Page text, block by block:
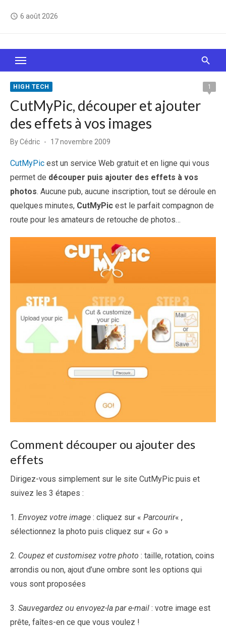
access_time 6 août 2026
Le Web, c'est comme une boîte de chocolats… On
sait jamais sur quoi on va tomber !
HIGH TECH 1
CutMyPic, découper et ajouter
des effets à vos images
ByCédric
Posted
17 novembre 2009
CutMyPic est un service Web gratuit et en ligne qui vous
permet de découper puis ajouter des effets à vos
photos. Aucune pub, aucune inscription, tout se déroule en
quelques minutes, CutMyPic est le parfait compagnon de
route pour les amateurs de retouche de photos…
Comment découper ou ajouter des
effets
Dirigez-vous simplement sur le site CutMyPic puis et
suivez les 3 étapes :
1. Envoyez votre image : cliquez sur « Parcourir« ,
sélectionnez la photo puis cliquez sur « Go »
2. Coupez et customisez votre photo : taille, rotation, coins
arrondis ou non, ajout d’une ombre sont les options qui
vous sont proposées
3. Sauvegardez ou envoyez-la par e-mail : votre image est
prête, faîtes-en ce que vous voulez !